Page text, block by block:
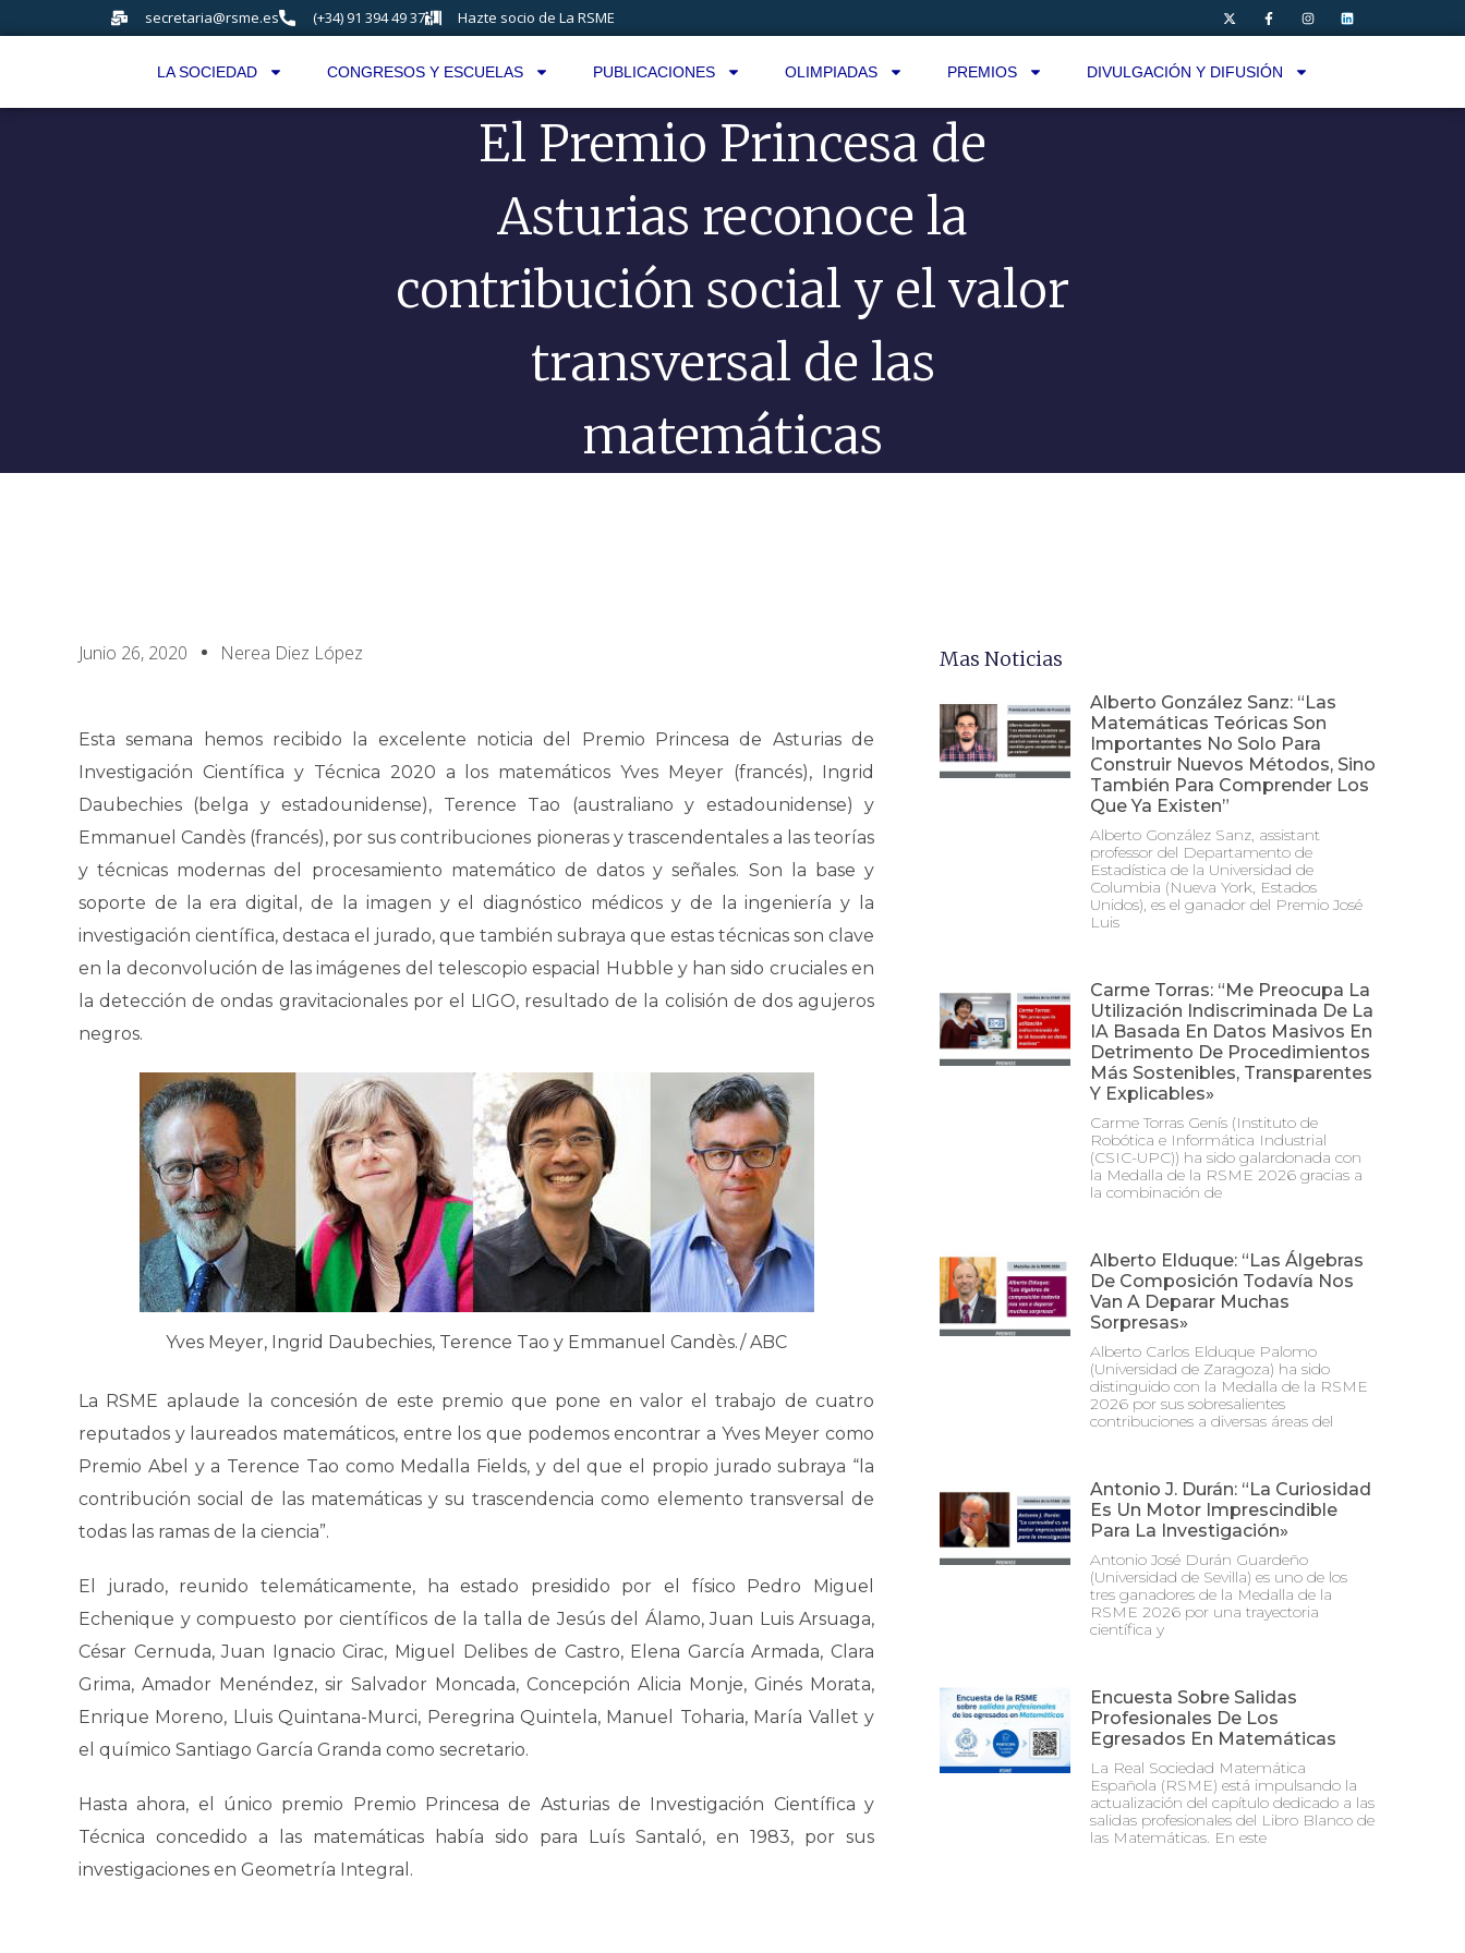
secretaria@rsme.es (+34) 91 394 49 37 Hazte socio de La RSME
LA SOCIEDAD CONGRESOS Y ESCUELAS PUBLICACIONES OLIMPIADAS PREMIOS DIVULGACIÓN Y DIFUSIÓN
El Premio Princesa de
Asturias reconoce la
contribución social y el valor
transversal de las
matemáticas
Junio 26, 2020 Nerea Diez López
Esta semana hemos recibido la excelente noticia del Premio Princesa de Asturias de
Investigación Científica y Técnica 2020 a los matemáticos Yves Meyer (francés), Ingrid
Daubechies (belga y estadounidense), Terence Tao (australiano y estadounidense) y
Emmanuel Candès (francés), por sus contribuciones pioneras y trascendentales a las teorías
y técnicas modernas del procesamiento matemático de datos y señales. Son la base y
soporte de la era digital, de la imagen y el diagnóstico médicos y de la ingeniería y la
investigación científica, destaca el jurado, que también subraya que estas técnicas son clave
en la deconvolución de las imágenes del telescopio espacial Hubble y han sido cruciales en
la detección de ondas gravitacionales por el LIGO, resultado de la colisión de dos agujeros
negros.
Yves Meyer, Ingrid Daubechies, Terence Tao y Emmanuel Candès./ ABC
La RSME aplaude la concesión de este premio que pone en valor el trabajo de cuatro
reputados y laureados matemáticos, entre los que podemos encontrar a Yves Meyer como
Premio Abel y a Terence Tao como Medalla Fields, y del que el propio jurado subraya “la
contribución social de las matemáticas y su trascendencia como elemento transversal de
todas las ramas de la ciencia”.
El jurado, reunido telemáticamente, ha estado presidido por el físico Pedro Miguel
Echenique y compuesto por científicos de la talla de Jesús del Álamo, Juan Luis Arsuaga,
César Cernuda, Juan Ignacio Cirac, Miguel Delibes de Castro, Elena García Armada, Clara
Grima, Amador Menéndez, sir Salvador Moncada, Concepción Alicia Monje, Ginés Morata,
Enrique Moreno, Lluis Quintana-Murci, Peregrina Quintela, Manuel Toharia, María Vallet y
el químico Santiago García Granda como secretario.
Hasta ahora, el único premio Premio Princesa de Asturias de Investigación Científica y
Técnica concedido a las matemáticas había sido para Luís Santaló, en 1983, por sus
investigaciones en Geometría Integral.
Mas Noticias
Alberto González Sanz: “Las
Matemáticas Teóricas Son
Importantes No Solo Para
Construir Nuevos Métodos, Sino
También Para Comprender Los
Que Ya Existen”
Alberto González Sanz, assistant
professor del Departamento de
Estadística de la Universidad de
Columbia (Nueva York, Estados
Unidos), es el ganador del Premio José
Luis
Carme Torras: “Me Preocupa La
Utilización Indiscriminada De La
IA Basada En Datos Masivos En
Detrimento De Procedimientos
Más Sostenibles, Transparentes
Y Explicables»
Carme Torras Genís (Instituto de
Robótica e Informática Industrial
(CSIC-UPC)) ha sido galardonada con
la Medalla de la RSME 2026 gracias a
la combinación de
Alberto Elduque: “Las Álgebras
De Composición Todavía Nos
Van A Deparar Muchas
Sorpresas»
Alberto Carlos Elduque Palomo
(Universidad de Zaragoza) ha sido
distinguido con la Medalla de la RSME
2026 por sus sobresalientes
contribuciones a diversas áreas del
Antonio J. Durán: “La Curiosidad
Es Un Motor Imprescindible
Para La Investigación»
Antonio José Durán Guardeño
(Universidad de Sevilla) es uno de los
tres ganadores de la Medalla de la
RSME 2026 por una trayectoria
científica y
Encuesta Sobre Salidas
Profesionales De Los
Egresados En Matemáticas
La Real Sociedad Matemática
Española (RSME) está impulsando la
actualización del capítulo dedicado a las
salidas profesionales del Libro Blanco de
las Matemáticas. En este